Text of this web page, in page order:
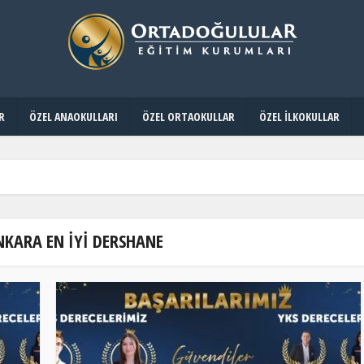
ÖZEL ANAOKULLARI ÖZEL ORTAOKULLAR ÖZEL İLKOKULLAR
EN İYI DERSHANE